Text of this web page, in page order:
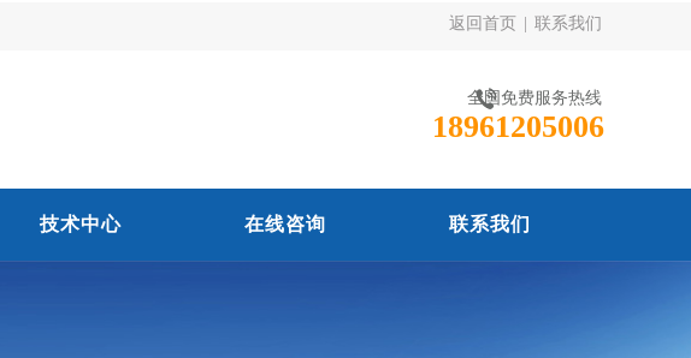
返回首页 联系我们
全国免费服务热线
18961205006
技术中心 在线咨询 联系我们